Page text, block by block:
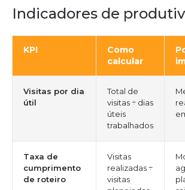
Indicadores de
KPI
Como
calcular
Visitas por dia
útil
Total de
visitas ÷ dias
úteis
trabalhados
Taxa de
cumprimento
de roteiro
Visitas
realizadas ÷
visitas